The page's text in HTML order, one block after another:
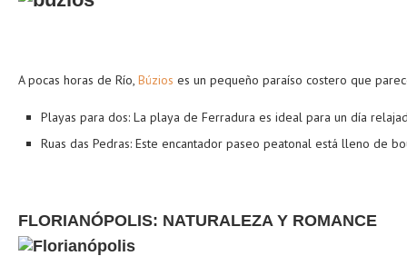
A pocas horas de Río, Búzios es un pequeño paraíso costero que
Playas para dos: La playa de Ferradura es ideal para un día
Ruas das Pedras: Este encantador paseo peatonal está lleno de
FLORIANÓPOLIS: NATURALEZA Y ROMANCE